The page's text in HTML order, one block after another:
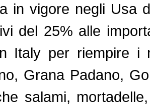
in vigore negli
del 25% alle
Italy per riempire i
Grana Padano,
salami,